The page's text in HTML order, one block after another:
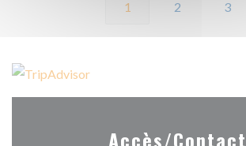
1 2 3
Accès/Contact